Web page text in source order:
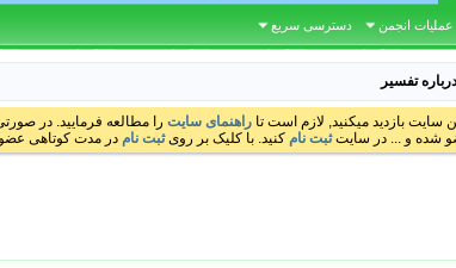
عملیات انجمن دسترسی سریع
تفسیر
سایت بازدید میکنید, لازم است تا راهنمای سایت را مطالعه فرمایید. در
شده و ... در سایتثبت نام کنید. با کلیک بر رویثبت نام در مدت کوتاهی